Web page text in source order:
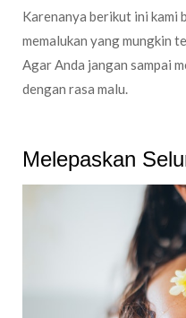
Karenanya berikut ini kami
memalukan yang mungkin
Agar Anda jangan sampai
dengan rasa malu.
Melepaskan